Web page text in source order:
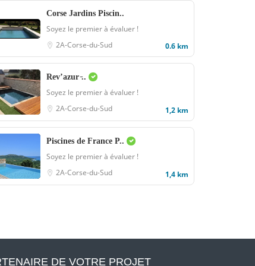
Corse Jardins Piscin..
Soyez le premier à évaluer !
2A-Corse-du-Sud
0.6 km
Rev’azur ̵..
Soyez le premier à évaluer !
2A-Corse-du-Sud
1,2 km
Piscines de France P..
Soyez le premier à évaluer !
2A-Corse-du-Sud
1,4 km
DE VOTRE PROJET